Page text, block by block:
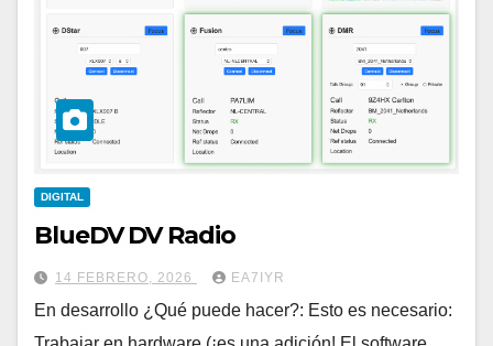
DIGITAL
BlueDV DV Radio
14 FEBRERO, 2026 EA7IYR
En desarrollo ¿Qué puede hacer?: Esto es necesario: